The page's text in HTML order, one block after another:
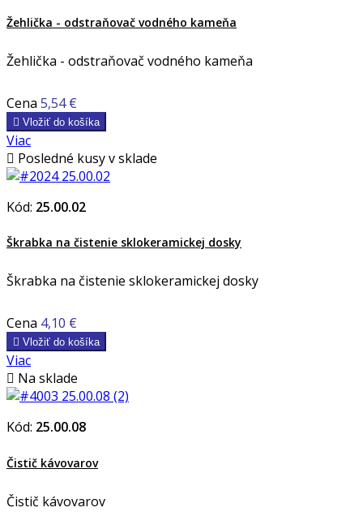
Žehlička - odstraňovač vodného kameňa
Žehlička - odstraňovač vodného kameňa
Cena 5,54 €
 Vložiť do košíka
Viac
 Posledné kusy v sklade
Kód: 25.00.02
Škrabka na čistenie sklokeramickej dosky
Škrabka na čistenie sklokeramickej dosky
Cena 4,10 €
 Vložiť do košíka
Viac
 Na sklade
Kód: 25.00.08
Čistič kávovarov
Čistič kávovarov